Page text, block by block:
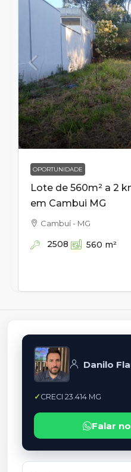
OPORTUNIDADE
Lote de 560m² a 2
em Cambui MG
Cambuí - MG
2508 560 m²
Danilo
CRECI 23.414 MG
Falar